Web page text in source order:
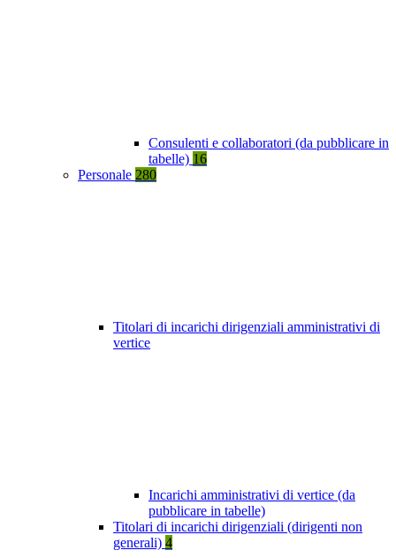
Consulenti e collaboratori (da pubblicare in
tabelle) 16
Personale 280
Titolari di incarichi dirigenziali amministrativi di
vertice
Incarichi amministrativi di vertice (da
pubblicare in tabelle)
Titolari di incarichi dirigenziali (dirigenti non
generali) 4